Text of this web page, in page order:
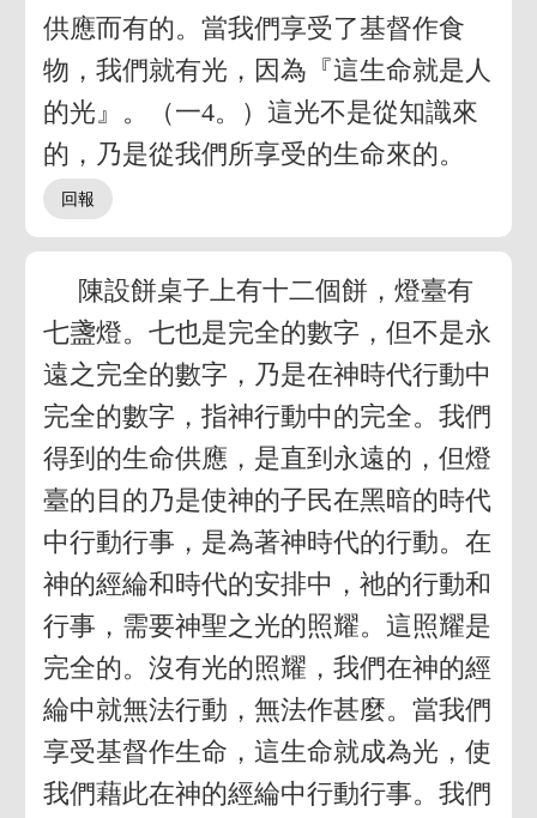
供應而有的。當我們享受了基督作食
物，我們就有光，因為『這生命就是人
的光』。（一4。）這光不是從知識來
的，乃是從我們所享受的生命來的。
陳設餅桌子上有十二個餅，燈臺有
七盞燈。七也是完全的數字，但不是永
遠之完全的數字，乃是在神時代行動中
完全的數字，指神行動中的完全。我們
得到的生命供應，是直到永遠的，但燈
臺的目的乃是使神的子民在黑暗的時代
中行動行事，是為著神時代的行動。在
神的經綸和時代的安排中，祂的行動和
行事，需要神聖之光的照耀。這照耀是
完全的。沒有光的照耀，我們在神的經
綸中就無法行動，無法作甚麼。當我們
享受基督作生命，這生命就成為光，使
我們藉此在神的經綸中行動行事。我們